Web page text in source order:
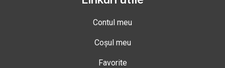
Contul meu
Coșul meu
Favorite